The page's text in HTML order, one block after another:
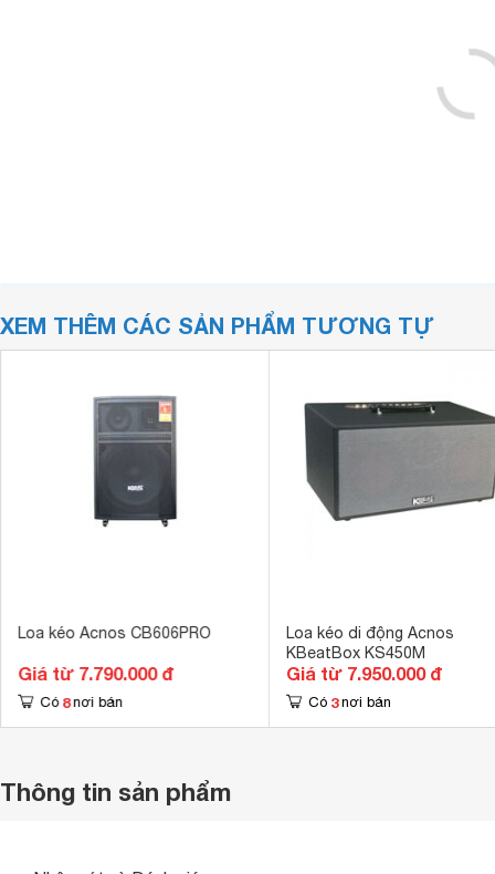
XEM THÊM CÁC SẢN PHẨM TƯƠNG TỰ
Loa kéo Acnos CB606PRO
Giá từ 7.790.000 đ
Có 8 nơi bán
Loa kéo di động Acnos
KBeatBox KS450M
Giá từ 7.950.000 đ
Có 3 nơi bán
Thông tin sản phẩm